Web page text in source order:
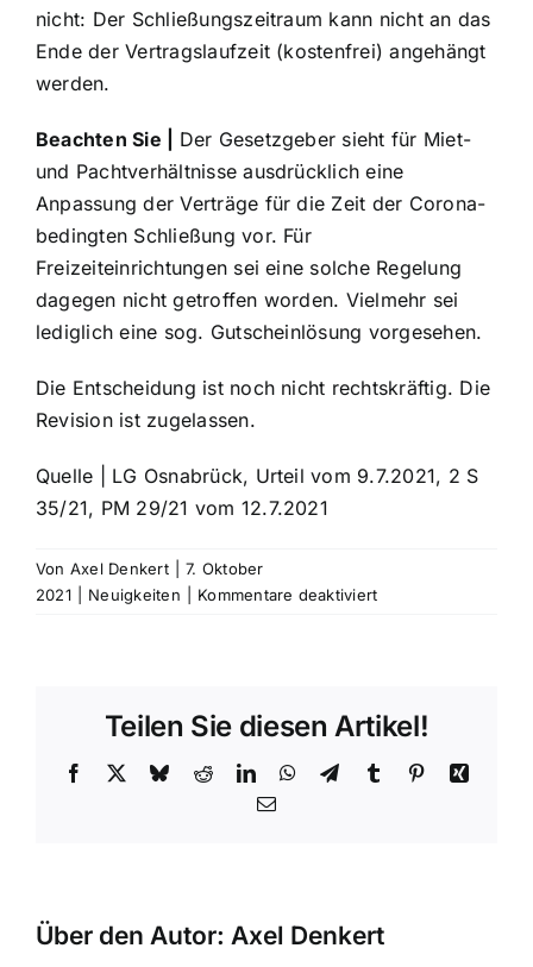
nicht: Der Schließungszeitraum kann nicht an das
Ende der Vertragslaufzeit (kostenfrei) angehängt
werden.
Beachten Sie | Der Gesetzgeber sieht für Miet-
und Pachtverhältnisse ausdrücklich eine
Anpassung der Verträge für die Zeit der Corona-
bedingten Schließung vor. Für
Freizeiteinrichtungen sei eine solche Regelung
dagegen nicht getroffen worden. Vielmehr sei
lediglich eine sog. Gutscheinlösung vorgesehen.
Die Entscheidung ist noch nicht rechtskräftig. Die
Revision ist zugelassen.
Quelle | LG Osnabrück, Urteil vom 9.7.2021, 2 S
35/21, PM 29/21 vom 12.7.2021
Von Axel Denkert
7. Oktober
2021
Neuigkeiten Kommentare deaktiviertfür
Teilen Sie diesen Artikel!
Facebook BlueskyRedditLinkedInWhatsApp
TelegramTumblr PinterestXing
E-
Über den Autor: Axel Denkert